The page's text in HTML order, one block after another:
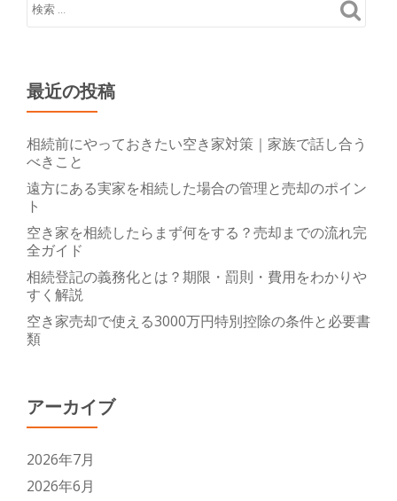
最近の投稿
相続前にやっておきたい空き家対策｜家族で話し合う
べきこと
遠方にある実家を相続した場合の管理と売却のポイン
ト
空き家を相続したらまず何をする？売却までの流れ完
全ガイド
相続登記の義務化とは？期限・罰則・費用をわかりや
すく解説
空き家売却で使える3000万円特別控除の条件と必要書
類
アーカイブ
2026年7月
2026年6月